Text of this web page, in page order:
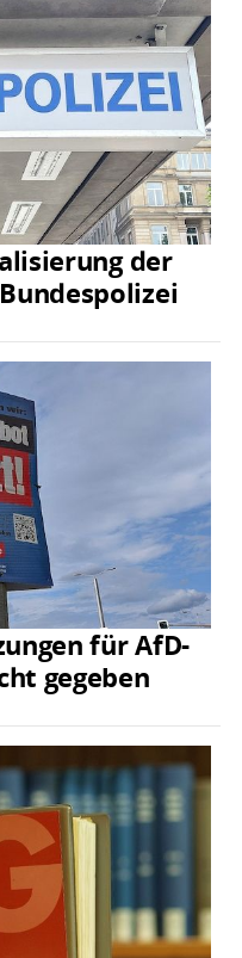
der
für AfD-
gegeben